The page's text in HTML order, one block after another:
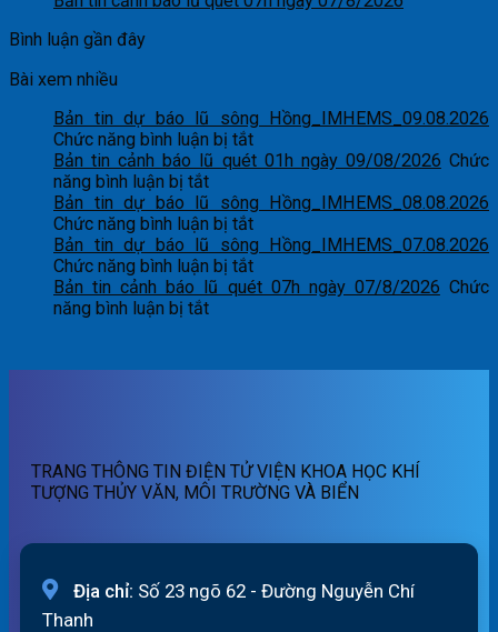
Bình luận gần đây
Bài xem nhiều
Bản tin dự báo lũ sông Hồng_IMHEMS_09.08.2026
Chức năng bình luận bị tắtở
Bản
dự
báo
lũ
sông
Hồng_IMHEMS_09.08.2026
Bản tin cảnh báo lũ quét 01h ngày 09/08/2026 Chức
năng bình luận bị tắtở
Bản
tin
cảnh
báo
lũ
quét
09/08/2026
Bản tin dự báo lũ sông Hồng_IMHEMS_08.08.2026
Chức năng bình luận bị tắtở
Bản
tin
dự
Hồng_IMHEMS_08.08.2026
Bản tin dự báo lũ sông Hồng_IMHEMS_07.08.2026
Chức năng bình luận bị tắtở
Bản
lũ
Bản tin cảnh báo lũ quét 07h ngày 07/8/2026 Chức
năng bình luận bị tắtở
cảnh
ngày
07/8/2026
TRANG THÔNG TIN ĐIỆN TỬ VIỆN KHOA HỌC KHÍ
TƯỢNG THỦY VĂN, MÔI TRƯỜNG VÀ BIỂN
Địa chỉ: Số 23 ngõ 62 - Đường Nguyễn Chí
Thanh